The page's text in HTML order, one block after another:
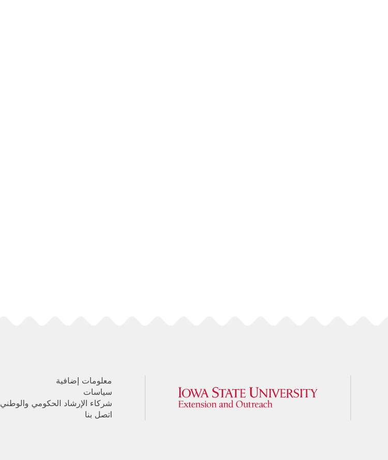
معلومات إضافية
سياسات
شركاء الإرشاد الحكومي والوطني
اتصل بنا